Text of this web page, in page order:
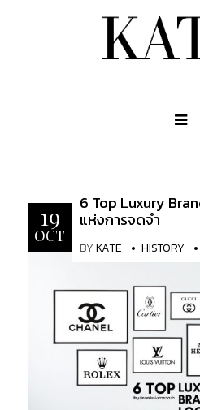
19
OCT
6 Top Luxury
แห่งการจดจำ
BYKATE HISTORY